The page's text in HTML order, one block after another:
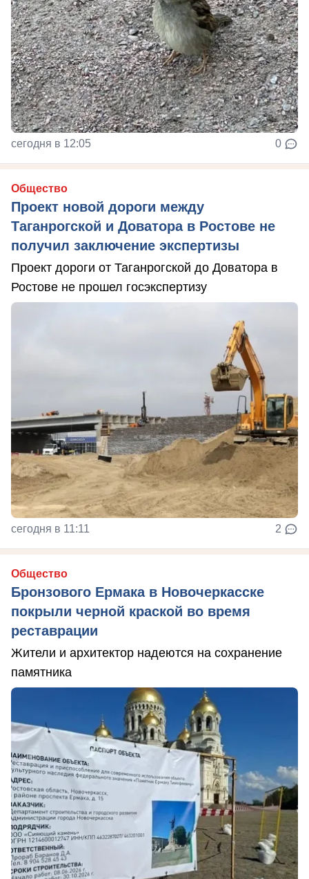
сегодня в 12:05 0
Общество
Проект новой дороги между
Таганрогской и Доватора в Ростове не
получил заключение экспертизы
Проект дороги от Таганрогской до Доватора в
Ростове не прошел госэкспертизу
сегодня в 11:11 2
Общество
Бронзового Ермака в Новочеркасске
покрыли черной краской во время
реставрации
Жители и архитектор надеются на сохранение
памятника